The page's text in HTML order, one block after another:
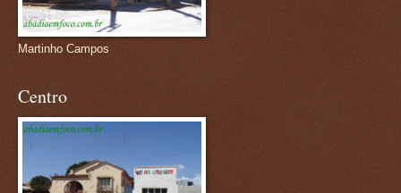
Martinho Campos
Centro